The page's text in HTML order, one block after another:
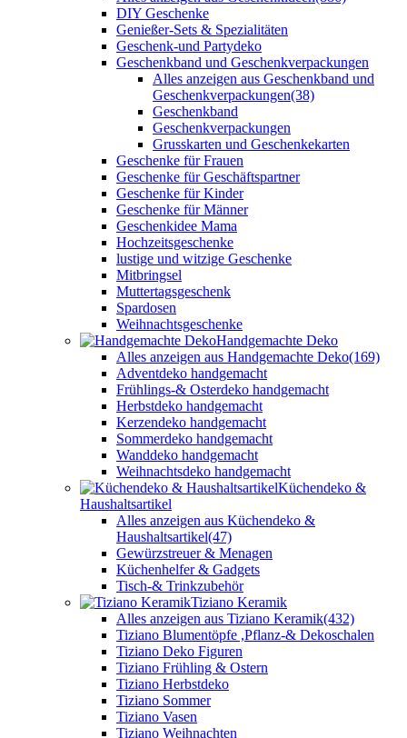
DIY Geschenke
Genießer-Sets & Spezialitäten
Geschenk-und Partydeko
Geschenkband und Geschenkverpackungen
Alles anzeigen aus Geschenkband und
Geschenkverpackungen(38)
Geschenkband
Geschenkverpackungen
Grusskarten und Geschenkekarten
Geschenke für Frauen
Geschenke für Geschäftspartner
Geschenke für Kinder
Geschenke für Männer
Geschenkidee Mama
Hochzeitsgeschenke
lustige und witzige Geschenke
Mitbringsel
Muttertagsgeschenk
Spardosen
Weihnachtsgeschenke
Handgemachte Deko
Alles anzeigen aus Handgemachte Deko(169)
Adventdeko handgemacht
Frühlings-& Osterdeko handgemacht
Herbstdeko handgemacht
Kerzendeko handgemacht
Sommerdeko handgemacht
Wanddeko handgemacht
Weihnachtsdeko handgemacht
Küchendeko &
Haushaltsartikel
Alles anzeigen aus Küchendeko &
Haushaltsartikel(47)
Gewürzstreuer & Menagen
Küchenhelfer & Gadgets
Tisch-& Trinkzubehör
Tiziano Keramik
Alles anzeigen aus Tiziano Keramik(432)
Tiziano Blumentöpfe ,Pflanz-& Dekoschalen
Tiziano Deko Figuren
Tiziano Frühling & Ostern
Tiziano Herbstdeko
Tiziano Sommer
Tiziano Vasen
Tiziano Weihnachten